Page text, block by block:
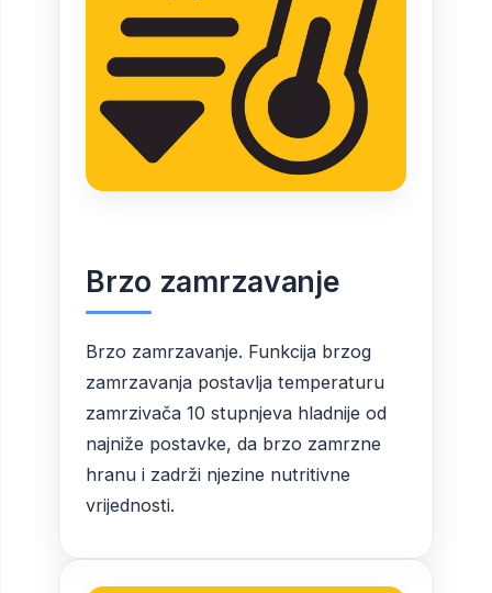
Brzo zamrzavanje
Brzo zamrzavanje. Funkcija brzog
zamrzavanja postavlja temperaturu
zamrzivača 10 stupnjeva hladnije od
najniže postavke, da brzo zamrzne
hranu i zadrži njezine nutritivne
vrijednosti.